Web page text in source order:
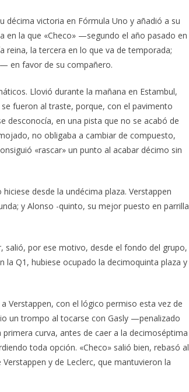
victoria en Fórmula Uno y añadió a su
en la que «Checo» —segundo el año pasado en
la tercera en lo que va de temporada;
en favor de su compañero.
Llovió durante la mañana en Estambul,
fueron al traste, porque, con el pavimento
en una pista que no se acabó de
no obligaba a cambiar de compuesto,
«rascar» un punto al acabar décimo sin
desde la undécima plaza. Verstappen
y Alonso -quinto, su mejor puesto en parrilla
salió, por ese motivo, desde el fondo del grupo,
la Q1, hubiese ocupado la decimoquinta plaza y
Verstappen, con el lógico permiso esta vez de
un trompo al tocarse con Gasly —penalizado
curva, antes de caer a la decimoséptima
toda opción. «Checo» salió bien, rebasó al
y de Leclerc, que mantuvieron la